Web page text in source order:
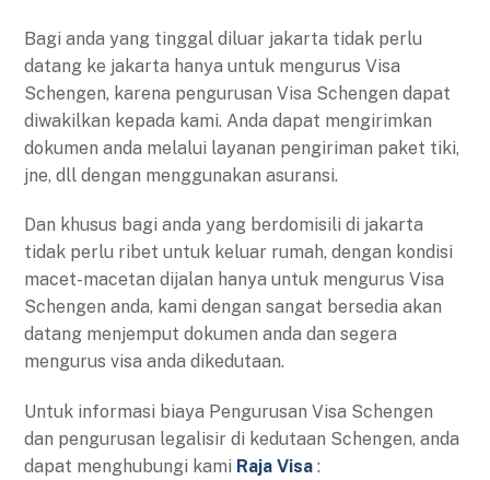
Bagi anda yang tinggal diluar jakarta tidak perlu
datang ke jakarta hanya untuk mengurus Visa
Schengen, karena pengurusan Visa Schengen dapat
diwakilkan kepada kami. Anda dapat mengirimkan
dokumen anda melalui layanan pengiriman paket tiki,
jne, dll dengan menggunakan asuransi.
Dan khusus bagi anda yang berdomisili di jakarta
tidak perlu ribet untuk keluar rumah, dengan kondisi
macet-macetan dijalan hanya untuk mengurus Visa
Schengen anda, kami dengan sangat bersedia akan
datang menjemput dokumen anda dan segera
mengurus visa anda dikedutaan.
Untuk informasi biaya Pengurusan Visa Schengen
dan pengurusan legalisir di kedutaan Schengen, anda
dapat menghubungi kami Raja Visa :